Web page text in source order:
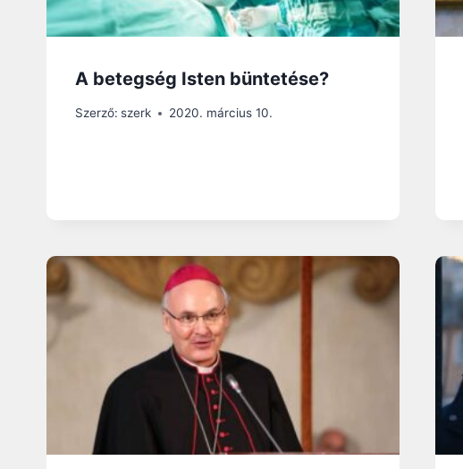
A betegség Isten büntetése?
Szerző: szerk 2020. március 10.